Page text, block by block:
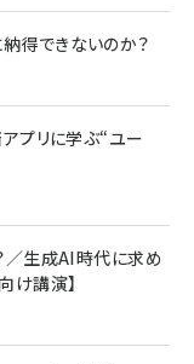
得できないのか？
プリに学ぶ“ユー
／生成AI時代に求め
け講演】